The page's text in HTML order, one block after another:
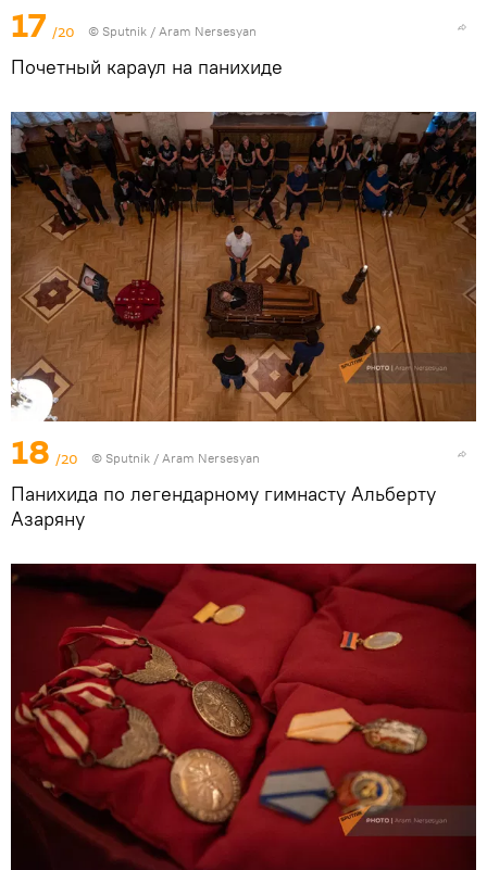
17 /20 © Sputnik / Aram Nersesyan
Почетный караул на панихиде
18 /20 © Sputnik / Aram Nersesyan
Панихида по легендарному гимнасту Альберту
Азаряну